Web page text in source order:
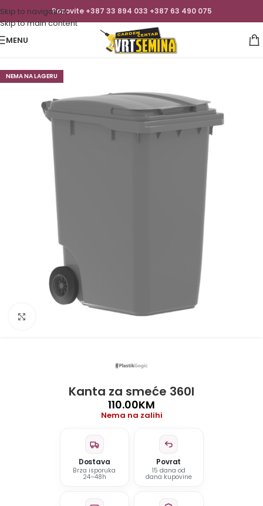
Skip to navigation
Skip to main content
Pozovite +387 33 894 033 +387 63 490 075
MENU
NEMA NA LAGERU
Kanta za smeće 360l
110.00KM
Nema na zalihi
Dostava
Brza isporuka
24–48h
Povrat
15 dana od
dana kupovine